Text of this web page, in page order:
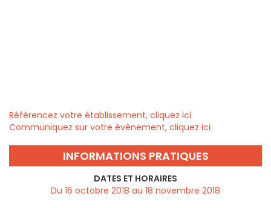
Référencez votre établissement, cliquez ici
Communiquez sur votre évènement, cliquez ici
INFORMATIONS PRATIQUES
DATES ET HORAIRES
Du 16 octobre 2018 au 18 novembre 2018